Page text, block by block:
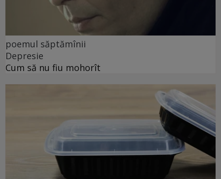
poemul săptămînii
Depresie
Cum să nu fiu mohorît